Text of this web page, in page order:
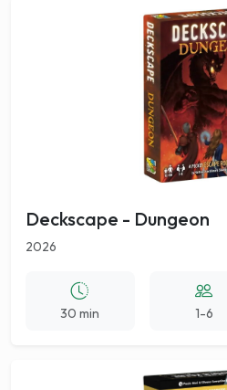
Deckscape - Dungeon
2026
30 min 1-6